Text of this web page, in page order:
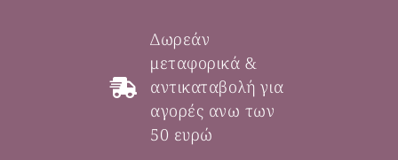
Δωρεάν
μεταφορικά &
αντικαταβολή για
αγορές ανω των
50 ευρώ